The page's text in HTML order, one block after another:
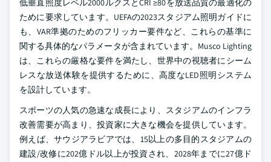
低垂直照度レベル2000ルクスとCRI ≥80を放送品質の最適化の
ために要求しています。UEFAの2023スタジアム照明ガイドに
も、VAR準拠のためのフリッカー要件など、これらの基準に
関する具体的なパラメータが含まれています。Musco Lighting
は、これらの厳格な要件を満たし、世界中の視聴者にシーム
レスな放送体験を提供するために、高度なLED照明システム
を設計しています。
スポーツの人気の急速な成長により、スタジアムのインフラ
改善需要が高まり、投資家に大きな機会を提供しています。
例えば、サウジアラビアでは、15以上の多目的スタジアムの
建設/改修に202億ドル以上が投資され、2028年までに27億ド